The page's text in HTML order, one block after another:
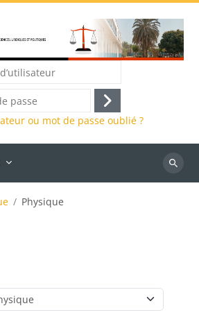
Connexion
ou mot de passe oublié ?
Physique
Catégories de cours